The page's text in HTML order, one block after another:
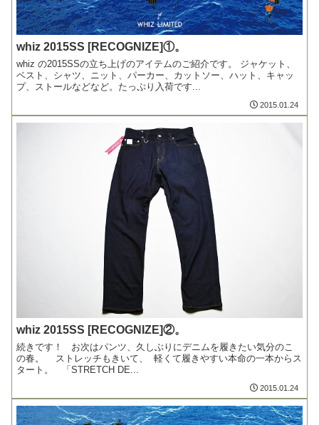
whiz 2015SS [RECOGNIZE]①。
whiz の2015SSの立ち上げのアイテムのご紹介です。 ジャケット、
ベスト、シャツ、ニット、パーカー、カットソー、ハット、キャッ
プ、ストールなどなど。たっぷり入荷です...
2015.01.24
whiz 2015SS [RECOGNIZE]②。
続きです！ お次はパンツ、久しぶりにデニムを履きたい気分のこ
の春。 ストレッチもきいて、 軽くて履きやすい本命の一本からス
タート。 「STRETCH DE...
2015.01.24